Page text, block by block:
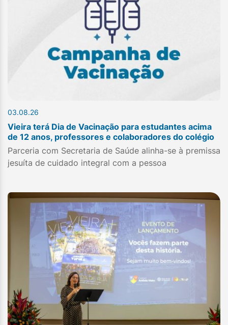
03.08.26
Vieira terá Dia de Vacinação para estudantes acima
de 12 anos, professores e colaboradores do colégio
Parceria com Secretaria de Saúde alinha-se à premissa
jesuíta de cuidado integral com a pessoa